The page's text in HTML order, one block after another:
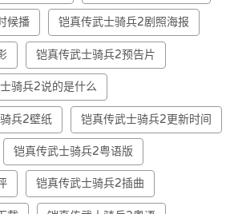
候播 铠真传武士骑兵2剧照海报
铠真传武士骑兵2预告片
骑兵2说的是什么
兵2壁纸 铠真传武士骑兵2更新时间
铠真传武士骑兵2粤语版
铠真传武士骑兵2插曲